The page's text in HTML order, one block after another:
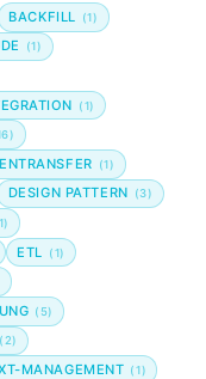
BACKFILL (1)
(1)
(1)
(1)
DESIGN PATTERN (3)
ETL (1)
(5)
(2)
MANAGEMENT (1)